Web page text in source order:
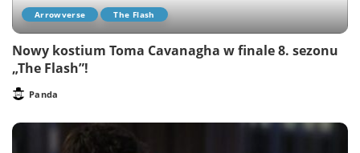
Arrowverse The Flash
Nowy kostium Toma Cavanagha w finale 8. sezonu
„The Flash”!
PostedPanda